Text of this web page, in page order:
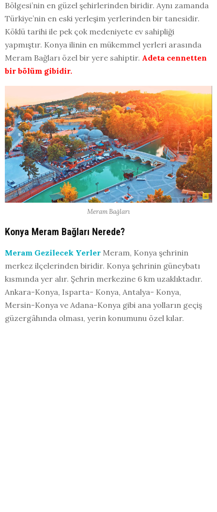
Bölgesi’nin en güzel şehirlerinden biridir. Aynı zamanda
Türkiye’nin en eski yerleşim yerlerinden bir tanesidir.
Köklü tarihi ile pek çok medeniyete ev sahipliği
yapmıştır. Konya ilinin en mükemmel yerleri arasında
Meram Bağları özel bir yere sahiptir. Adeta cennetten
bir bölüm gibidir.
Meram Bağları
Konya Meram Bağları Nerede?
Meram Gezilecek Yerler Meram, Konya şehrinin
merkez ilçelerinden biridir. Konya şehrinin güneybatı
kısmında yer alır. Şehrin merkezine 6 km uzaklıktadır.
Ankara-Konya, Isparta- Konya, Antalya- Konya,
Mersin-Konya ve Adana-Konya gibi ana yolların geçiş
güzergâhında olması, yerin konumunu özel kılar.